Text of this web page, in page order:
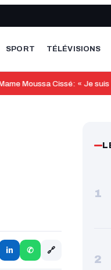
SPORT TÉLÉVISIONS
Moussa Cissé: « Je suis
in ✆ 🔗
1
2